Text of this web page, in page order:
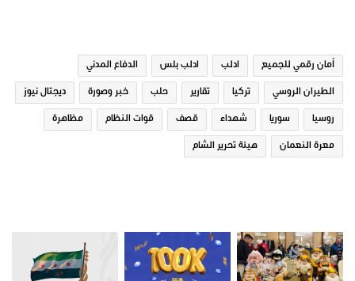
أمان رقمي للجميع ادلب ادلب بلس الدفاع المدني
الطيران الروسي تركيا تقارير حلب خبر وصورة ديجتال نيوز
روسيا سوريا شهداء قصف قوات النظام مظاهرة
معرة النعمان هيئة تحرير الشام